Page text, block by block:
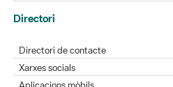
Directori
Directori de contacte
Xarxes socials